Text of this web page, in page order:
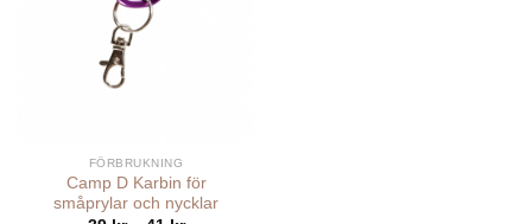
FÖRBRUKNING
Camp D Karbin för
småprylar och nycklar